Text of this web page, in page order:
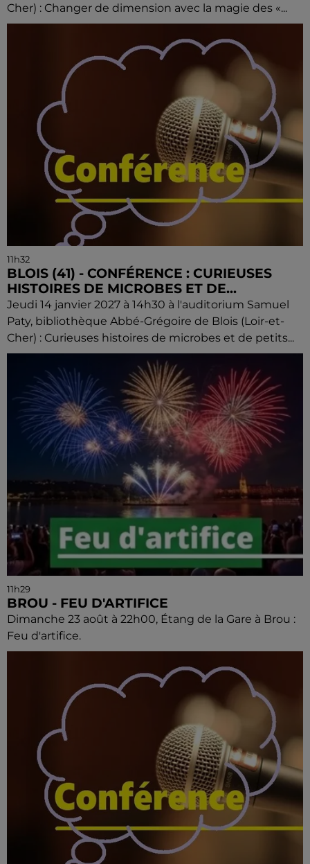
Cher) : Changer de dimension avec la magie des «...
11h32
BLOIS (41) - CONFÉRENCE : CURIEUSES
HISTOIRES DE MICROBES ET DE...
Jeudi 14 janvier 2027 à 14h30 à l'auditorium Samuel
Paty, bibliothèque Abbé-Grégoire de Blois (Loir-et-
Cher) : Curieuses histoires de microbes et de petits...
11h29
BROU - FEU D'ARTIFICE
Dimanche 23 août à 22h00, Étang de la Gare à Brou :
Feu d'artifice.